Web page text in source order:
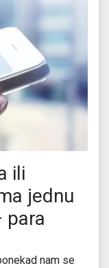
ili
jednu
para
nam se